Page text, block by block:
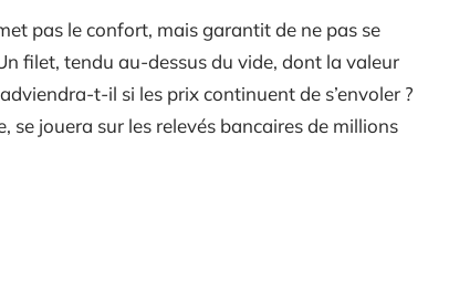
pas le confort, mais garantit de ne pas se
filet, tendu au-dessus du vide, dont la valeur
t-il si les prix continuent de s’envoler ?
se jouera sur les relevés bancaires de millions